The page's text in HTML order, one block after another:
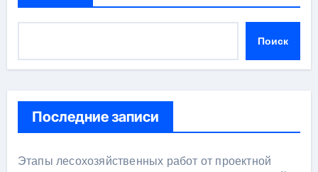
Поиск
Последние записи
Этапы лесохозяйственных работ от проектной